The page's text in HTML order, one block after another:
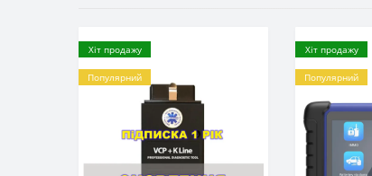
Хіт продажу
Популярний
Хіт продажу
Популярний